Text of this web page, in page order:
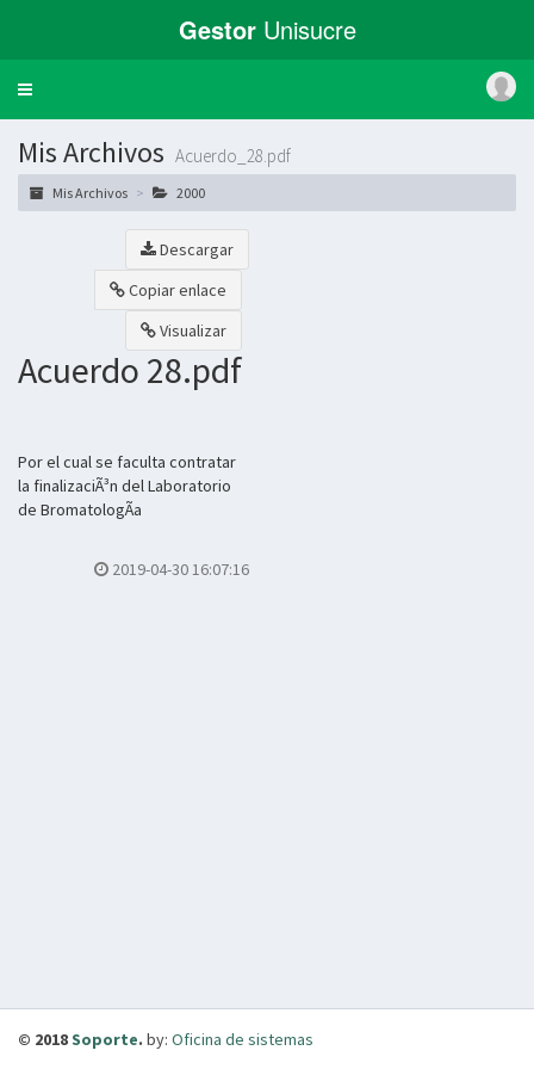
Gestor Unisucre
Toggle
Mis Archivos Acuerdo_28.pdf
Mis Archivos 2000
Descargar
Copiar enlace
Visualizar
Acuerdo 28.pdf
Por el cual se faculta contratar
la finalizaciÃ³n del Laboratorio
de BromatologÃ­a
2019-04-30 16:07:16
© 2018Soporte. by: Oficina de sistemas